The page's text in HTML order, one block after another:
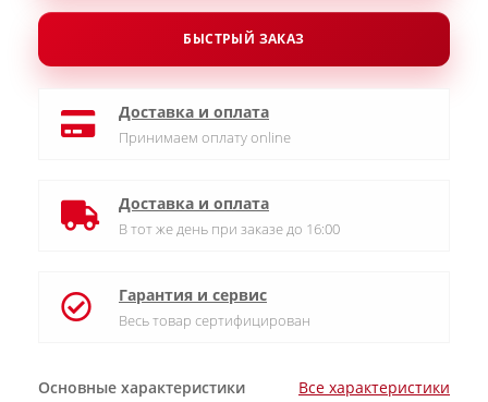
Основные характеристики Все характеристики
БЫСТРЫЙ ЗАКАЗ
Доставка и оплата
Принимаем оплату online
Доставка и оплата
В тот же день при заказе до 16:00
Гарантия и сервис
Весь товар сертифицирован